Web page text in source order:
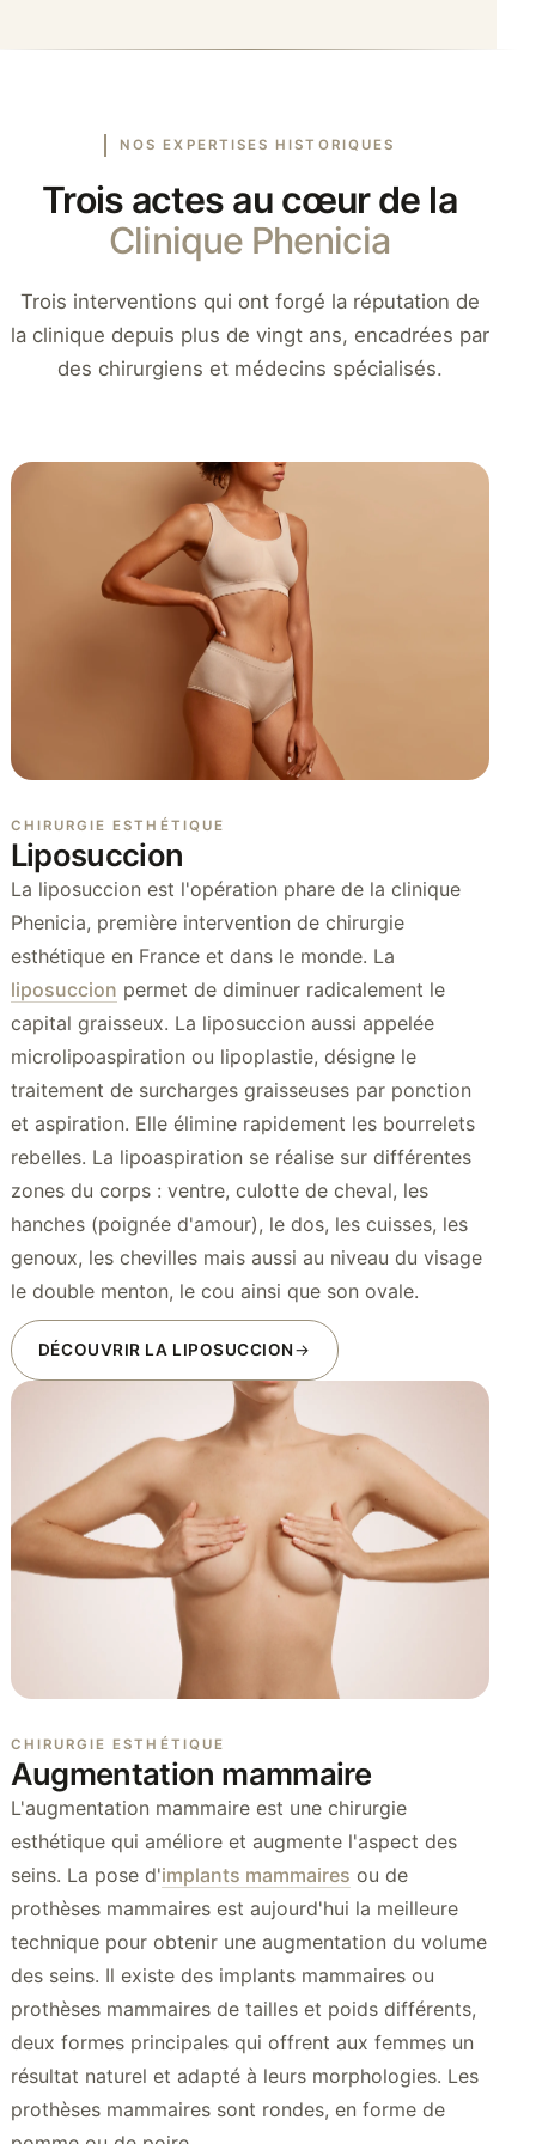
NOS EXPERTISES HISTORIQUES
Trois actes au cœur de la
Clinique Phenicia
Trois interventions qui ont forgé la réputation de
la clinique depuis plus de vingt ans, encadrées par
des chirurgiens et médecins spécialisés.
CHIRURGIE ESTHÉTIQUE
Liposuccion
La liposuccion est l'opération phare de la clinique
Phenicia, première intervention de chirurgie
esthétique en France et dans le monde. La
liposuccion permet de diminuer radicalement le
capital graisseux. La liposuccion aussi appelée
microlipoaspiration ou lipoplastie, désigne le
traitement de surcharges graisseuses par ponction
et aspiration. Elle élimine rapidement les bourrelets
rebelles. La lipoaspiration se réalise sur différentes
zones du corps : ventre, culotte de cheval, les
hanches (poignée d'amour), le dos, les cuisses, les
genoux, les chevilles mais aussi au niveau du visage
le double menton, le cou ainsi que son ovale.
DÉCOUVRIR LA LIPOSUCCION
CHIRURGIE ESTHÉTIQUE
Augmentation mammaire
L'augmentation mammaire est une chirurgie
esthétique qui améliore et augmente l'aspect des
seins. La pose d'implants mammaires ou de
prothèses mammaires est aujourd'hui la meilleure
technique pour obtenir une augmentation du volume
des seins. Il existe des implants mammaires ou
prothèses mammaires de tailles et poids différents,
deux formes principales qui offrent aux femmes un
résultat naturel et adapté à leurs morphologies. Les
prothèses mammaires sont rondes, en forme de